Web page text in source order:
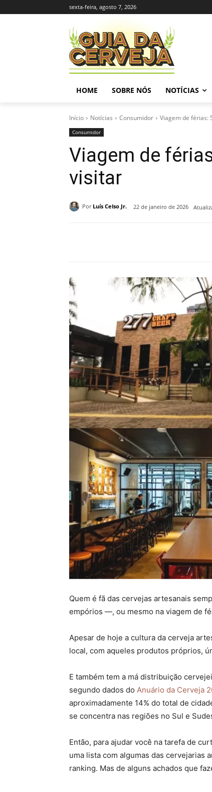
sexta-feira, agosto 7, 2026
HOME SOBRE NÓS NOTÍCIAS
Início Notícias Consumidor Viagem de férias:
Consumidor
Viagem de
visitar
Por Luís Celso Jr. 22 de janeiro de 2026
Quem é fã das cervejas artesanais
empórios —, ou mesmo na viagem de
Apesar de hoje a cultura da cerveja
local, com aqueles produtos próprios,
E também tem a má distribuição
segundo dados do Anuário da Cerveja
aproximadamente 14% do total de
se concentra nas regiões no Sul e
Então, para ajudar você na tarefa de
uma lista com algumas das cervejarias
ranking. Mas de alguns achados que